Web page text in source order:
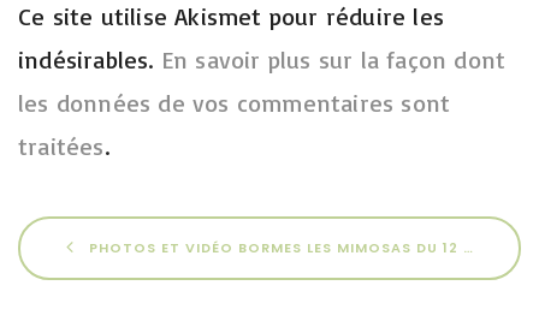
Ce site utilise Akismet pour réduire les
indésirables. En savoir plus sur la façon dont
les données de vos commentaires sont
traitées.
PHOTOS ET VIDÉO BORMES LES MIMOSAS DU 12 AU 16 MAI 2026